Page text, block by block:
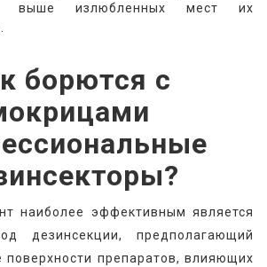
выше излюбленных мест их
борются с
наиболее эффективным является
дезинсекции, предполагающий
поверхности препаратов, влияющих